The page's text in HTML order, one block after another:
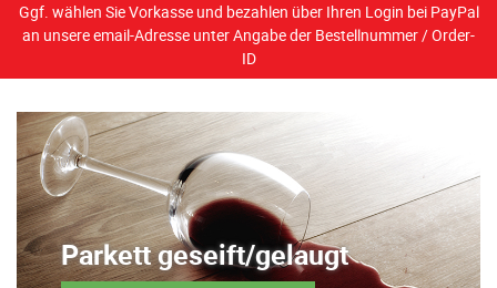
Ggf. wählen Sie Vorkasse und bezahlen über Ihren Login bei PayPal
an unsere email-Adresse unter Angabe der Bestellnummer / Order-
ID
Parkett geseift/gelaugt